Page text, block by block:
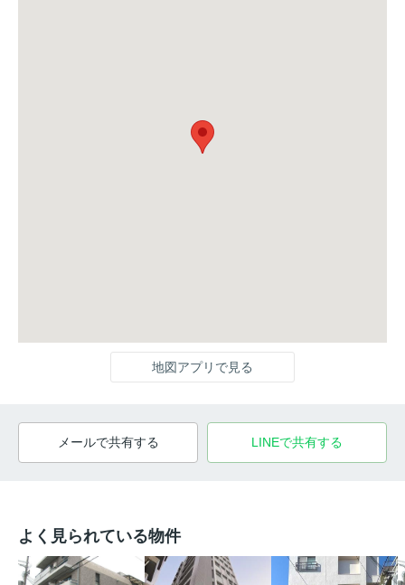
地図アプリで見る
メールで共有する LINEで共有する
よく見られている物件